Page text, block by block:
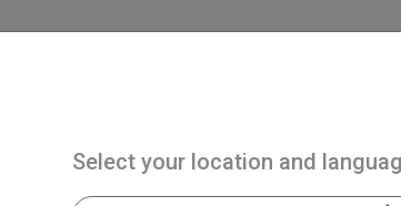
Select your location and